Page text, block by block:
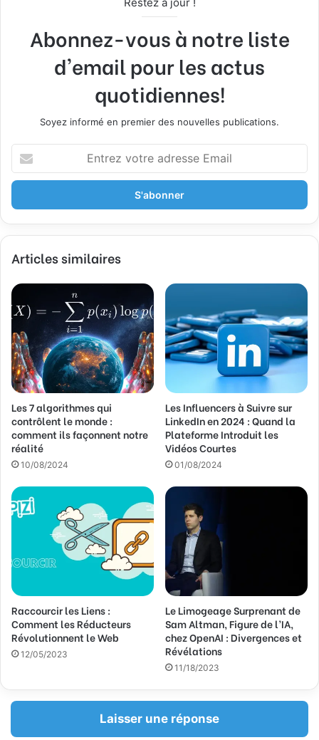
Restez à jour !
Abonnez-vous à notre liste
d'email pour les actus
quotidiennes!
Soyez informé en premier des nouvelles publications.
t
e
z
o
r
a
d
r
e
s
s
e
E
m
a
i
Articles similaires
Les 7 algorithmes qui
contrôlent le monde :
comment ils façonnent notre
réalité
10/08/2024
Les Influencers à Suivre sur
LinkedIn en 2024 : Quand la
Plateforme Introduit les
Vidéos Courtes
01/08/2024
Raccourcir les Liens :
Comment les Réducteurs
Révolutionnent le Web
12/05/2023
Le Limogeage Surprenant de
Sam Altman, Figure de l’IA,
chez OpenAI : Divergences et
Révélations
11/18/2023
Laisser une réponse